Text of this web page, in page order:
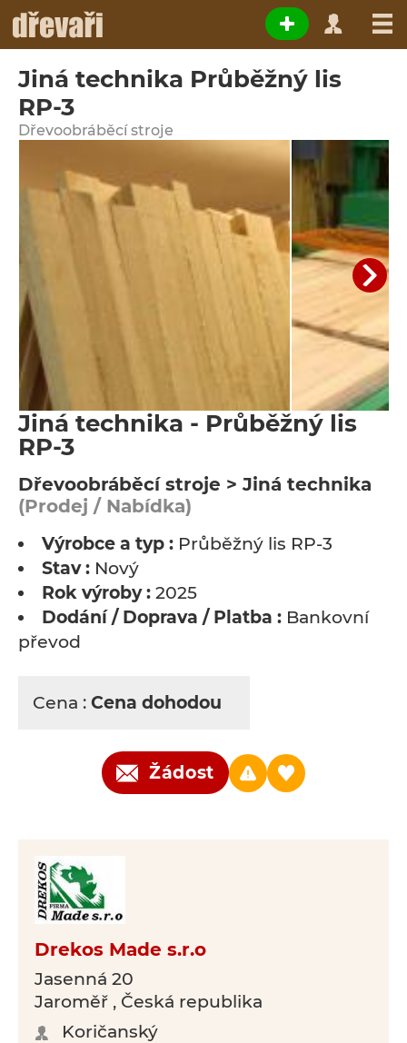
Jiná technika Průběžný lis
RP-3
Dřevoobráběcí stroje
Jiná technika - Průběžný lis
RP-3
Dřevoobráběcí stroje > Jiná technika
(Prodej / Nabídka)
Výrobce a typ : Průběžný lis RP-3
Stav : Nový
Rok výroby : 2025
Dodání / Doprava / Platba : Bankovní
převod
Cena : Cena dohodou
Žádost
Drekos Made s.r.o
Jasenná 20
Jaroměř , Česká republika
Koričanský